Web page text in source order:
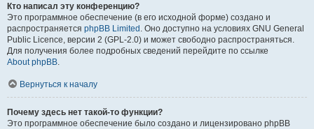
Кто написал эту конференцию?
Это программное обеспечение (в его исходной форме) создано и
распространяется phpBB Limited . Оно доступно на условиях GNU General
Public Licence, версии 2 (GPL-2.0) и может свободно распространяться.
Для получения более подробных сведений перейдите по ссылке
About phpBB.
Вернуться к началу
Почему здесь нет такой-то функции?
Это программное обеспечение было создано и лицензировано phpBB